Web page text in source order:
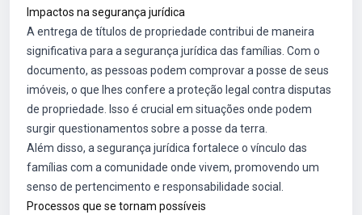
Impactos na segurança jurídica
A entrega de títulos de propriedade contribui de maneira
significativa para a segurança jurídica das famílias. Com o
documento, as pessoas podem comprovar a posse de seus
imóveis, o que lhes confere a proteção legal contra disputas
de propriedade. Isso é crucial em situações onde podem
surgir questionamentos sobre a posse da terra.
Além disso, a segurança jurídica fortalece o vínculo das
famílias com a comunidade onde vivem, promovendo um
senso de pertencimento e responsabilidade social.
Processos que se tornam possíveis